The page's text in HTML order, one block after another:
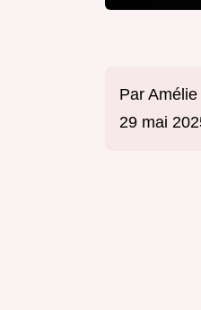
Par
29 mai